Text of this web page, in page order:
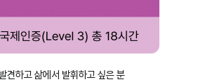
견하고 삶에서 발휘하고 싶은 분